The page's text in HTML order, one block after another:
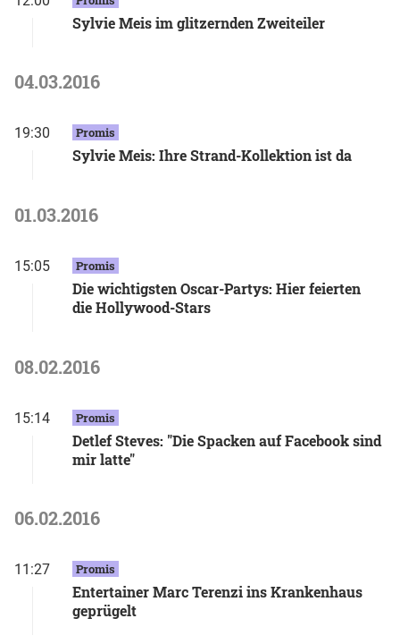
Sylvie Meis im glitzernden Zweiteiler
04.03.2016
19:30 Promis
Sylvie Meis: Ihre Strand-Kollektion ist da
01.03.2016
15:05 Promis
Die wichtigsten Oscar-Partys: Hier feierten
die Hollywood-Stars
08.02.2016
15:14 Promis
Detlef Steves: "Die Spacken auf Facebook sind
mir latte"
06.02.2016
11:27 Promis
Entertainer Marc Terenzi ins Krankenhaus
geprügelt